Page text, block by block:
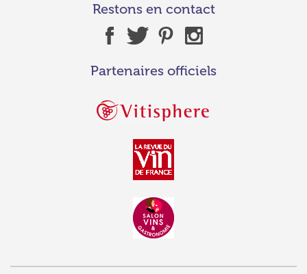
Restons en contact
Partenaires officiels